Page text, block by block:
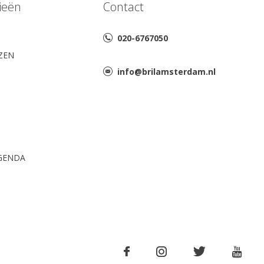
Contact
020-6767050
info@brilamsterdam.nl